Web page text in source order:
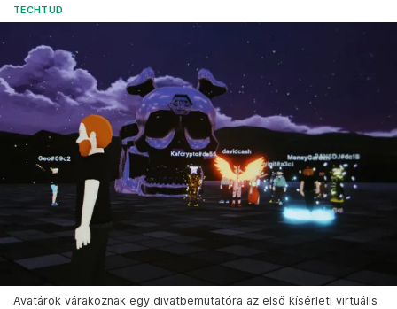
TECHTUD
Avatárok várakoznak egy divatbemutatóra az első kísérleti virtuális